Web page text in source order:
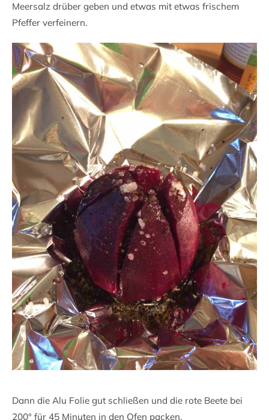
Meersalz drüber geben und etwas mit etwas frischem
Pfeffer verfeinern.
Dann die Alu Folie gut schließen und die rote Beete bei
200° für 45 Minuten in den Ofen packen.